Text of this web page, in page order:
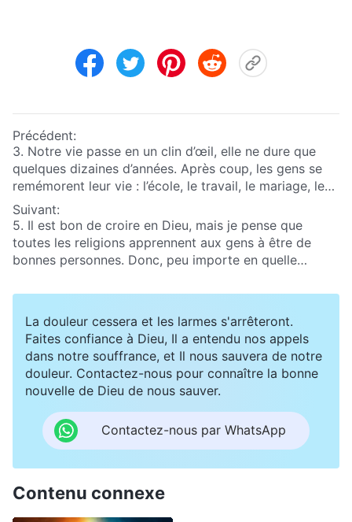
Précédent:
3. Notre vie passe en un clin d’œil, elle ne dure que
quelques dizaines d’années. Après coup, les gens se
remémorent leur vie : l’école, le travail, le mariage, les
enfants, l’attente de la mort, leur vie entière passée à
courir à droite et à gauche pour leur famille, pour
l’argent, le statut, la fortune et le prestige, totalement
dépourvus de la vraie orientation et des vrais objectifs
de l’existence humaine et incapables de trouver la
de cette manière pénible et vaine. Pourquoi la vie des
gens est-elle si pénible et si vaine ? Et comment peut-
on remédier à la pénibilité et à la vacuité de l’existence
humaine ?
Suivant:
5. Il est bon de croire en Dieu, mais je pense que
toutes les religions apprennent aux gens à être de
bonnes personnes. Donc, peu importe en quelle
sincères et ne commettent pas le mal, Dieu les
La douleur cessera et les larmes s'arrêteront.
Faites confiance à Dieu, Il a entendu nos appels
dans notre souffrance, et Il nous sauvera de notre
douleur. Contactez-nous pour connaître la bonne
nouvelle de Dieu de nous sauver.
Contactez-nous par WhatsApp
Contenu connexe